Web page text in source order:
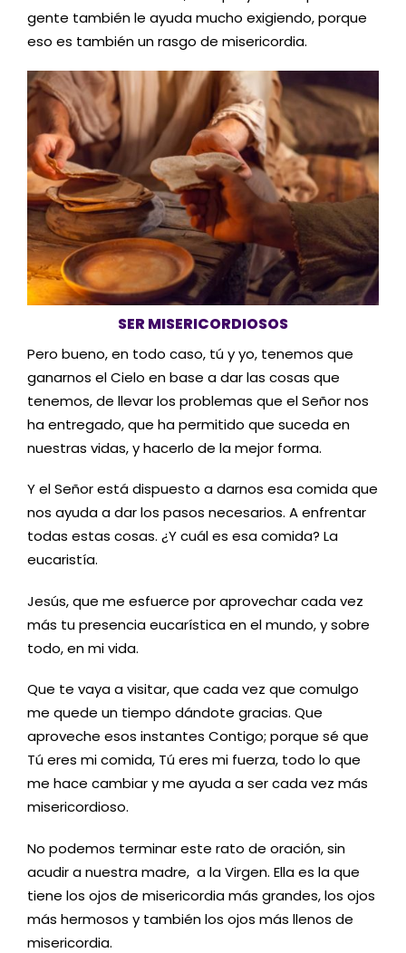
gente también le ayuda mucho exigiendo, porque
eso es también un rasgo de misericordia.
SER MISERICORDIOSOS
Pero bueno, en todo caso, tú y yo, tenemos que
ganarnos el Cielo en base a dar las cosas que
tenemos, de llevar los problemas que el Señor nos
ha entregado, que ha permitido que suceda en
nuestras vidas, y hacerlo de la mejor forma.
Y el Señor está dispuesto a darnos esa comida que
nos ayuda a dar los pasos necesarios. A enfrentar
todas estas cosas. ¿Y cuál es esa comida? La
eucaristía.
Jesús, que me esfuerce por aprovechar cada vez
más tu presencia eucarística en el mundo, y sobre
todo, en mi vida.
Que te vaya a visitar, que cada vez que comulgo
me quede un tiempo dándote gracias. Que
aproveche esos instantes Contigo; porque sé que
Tú eres mi comida, Tú eres mi fuerza, todo lo que
me hace cambiar y me ayuda a ser cada vez más
misericordioso.
No podemos terminar este rato de oración, sin
acudir a nuestra madre, a la Virgen. Ella es la que
tiene los ojos de misericordia más grandes, los ojos
más hermosos y también los ojos más llenos de
misericordia.